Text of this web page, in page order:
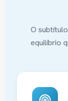
O
equilíbrio